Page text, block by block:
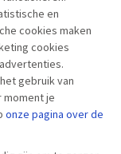
en
cookies maken
cookies
gebruik van
moment je
onze pagina overde